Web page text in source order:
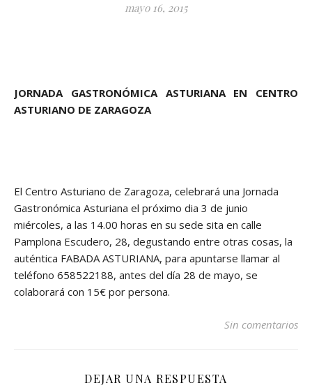
mayo 16, 2015
JORNADA GASTRONÓMICA ASTURIANA EN CENTRO
ASTURIANO DE ZARAGOZA
El Centro Asturiano de Zaragoza, celebrará una Jornada
Gastronómica Asturiana el próximo dia 3 de junio
miércoles, a las 14.00 horas en su sede sita en calle
Pamplona Escudero, 28, degustando entre otras cosas, la
auténtica FABADA ASTURIANA, para apuntarse llamar al
teléfono 658522188, antes del día 28 de mayo, se
colaborará con 15€ por persona.
Sin comentarios
DEJAR UNA RESPUESTA